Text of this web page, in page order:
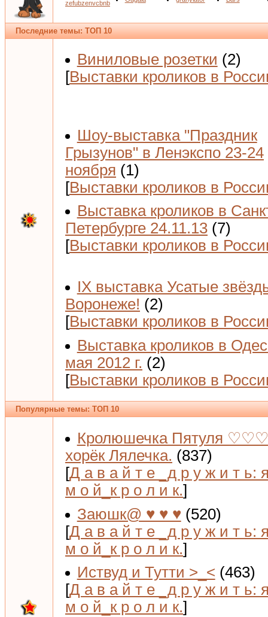
zefubzenvcbnb
Последние темы: ТОП 10
Виниловые розетки (2)
[Выставки кроликов в
Шоу-выставка "Праздник
Грызунов" в Ленэкспо 23-24
ноября (1)
[Выставки кроликов в
Выставка кроликов в
Петербурге 24.11.13 (7)
[Выставки кроликов в
IX выставка Усатые
Воронеже! (2)
[Выставки кроликов в
Выставка кроликов в
мая 2012 г. (2)
[Выставки кроликов в
Популярные темы: ТОП 10
Кролюшечка Пятуля
хорёк Лялечка. (837)
[Д а в а й т е _д р у ж и т ь:
м о й_к р о л и к.]
Заюшк@ ♥ ♥ ♥ (520)
[Д а в а й т е _д р у ж и т ь:
м о й_к р о л и к.]
Иствуд и Тутти >_< (463)
[Д а в а й т е _д р у ж и т ь:
м о й_к р о л и к.]